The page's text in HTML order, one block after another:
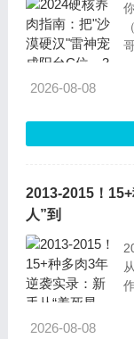
2026-08-08
2013-2015！
人”到
2026-08-08